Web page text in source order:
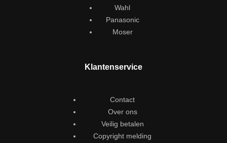
Wahl
Panasonic
Moser
Klantenservice
Contact
Over ons
Veilig betalen
Copyright melding